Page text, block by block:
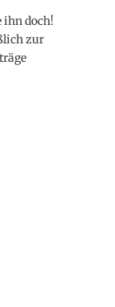
ihn doch!
zur